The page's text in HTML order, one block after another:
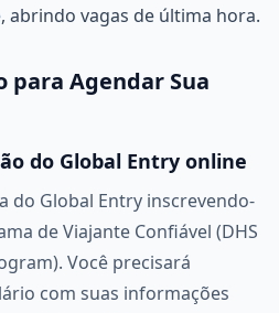
abrindo vagas de última hora.
para Agendar Sua
do Global Entry online
do Global Entry inscrevendo-
de Viajante Confiável (DHS
Você precisará
com suas informações